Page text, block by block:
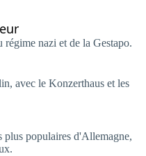
nazi et de la Gestapo.
avec le Konzerthaus et les
plus populaires d'Allemagne,